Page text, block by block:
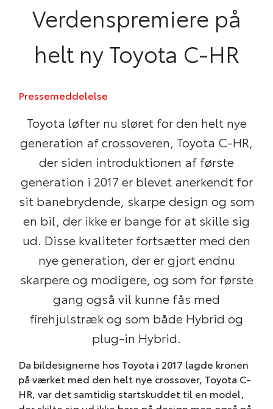
Verdenspremiere på
helt ny Toyota C-HR
Pressemeddelelse
Toyota løfter nu sløret for den helt nye
generation af crossoveren, Toyota C-HR,
der siden introduktionen af første
generation i 2017 er blevet anerkendt for
sit banebrydende, skarpe design og som
en bil, der ikke er bange for at skille sig
ud. Disse kvaliteter fortsætter med den
nye generation, der er gjort endnu
skarpere og modigere, og som for første
gang også vil kunne fås med
firehjulstræk og som både Hybrid og
plug-in Hybrid.
Da bildesignerne hos Toyota i 2017 lagde kronen
på værket med den helt nye crossover, Toyota C-
HR, var det samtidig startskuddet til en model,